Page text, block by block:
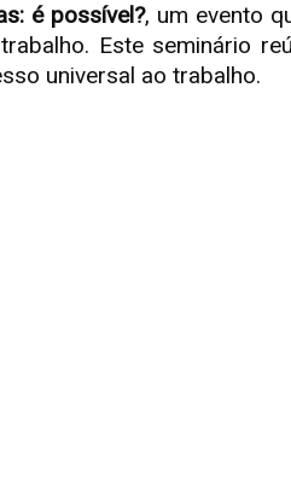
é possível?, um evento
Este seminário
universal ao trabalho.